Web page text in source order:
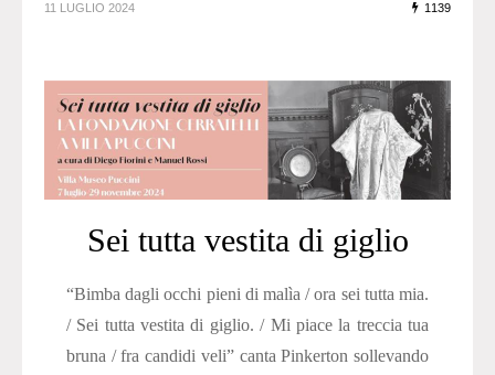
11 LUGLIO 2024 1139
Sei tutta vestita di giglio
“Bimba dagli occhi pieni di malìa / ora sei tutta mia.
/ Sei tutta vestita di giglio. / Mi piace la treccia tua
bruna / fra candidi veli” canta Pinkerton sollevando